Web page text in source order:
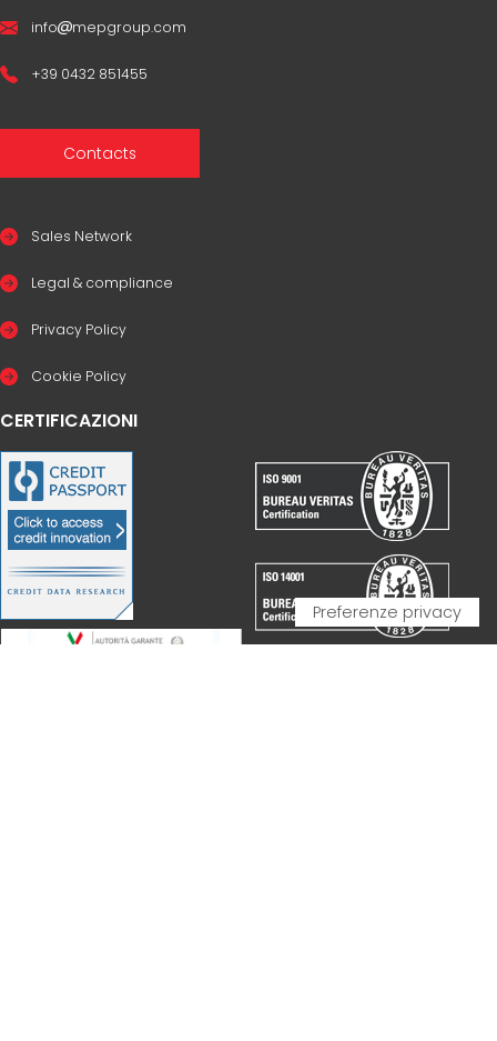
info mepgroup.com
+39 0432 851455
Contacts
Sales Network
Legal & compliance
Privacy Policy
Cookie Policy
CERTIFICAZIONI